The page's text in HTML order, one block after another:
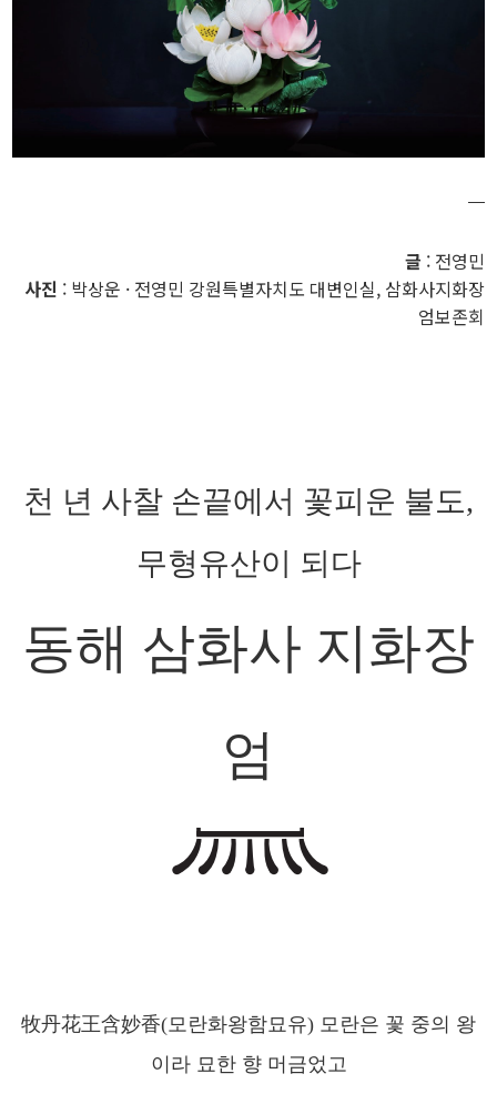
글 : 전영민
사진 : 박상운 · 전영민 강원특별자치도 대변인실, 삼화사지화장
엄보존회
천 년 사찰 손끝에서 꽃피운 불도,
무형유산이 되다
동해 삼화사 지화장
엄
牧丹花王含妙香(모란화왕함묘유) 모란은 꽃 중의 왕
이라 묘한 향 머금었고